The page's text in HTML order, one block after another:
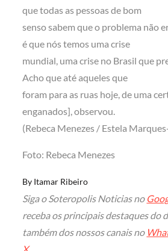
que todas as pessoas de bom
senso sabem que o problema não
é que nós temos uma crise
mundial, uma crise no Brasil que
Acho que até aqueles que
foram para as ruas hoje, de uma
enganados], observou.
(Rebeca Menezes / Estela
Foto: Rebeca Menezes
By Itamar Ribeiro
Siga o Soteropolis Noticias no
receba os principais destaques do
também dos nossos canais no